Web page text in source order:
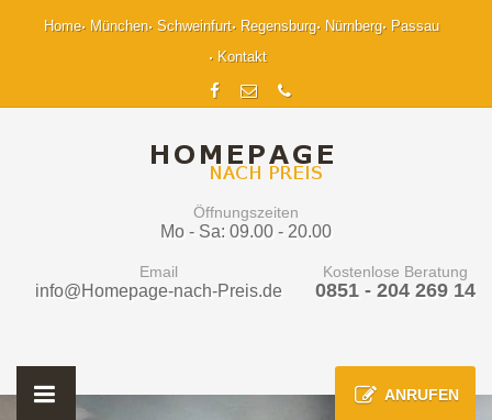
Home München Schweinfurt Regensburg Nürnberg
Passau
Kontakt
Öffnungszeiten
Mo - Sa: 09.00 - 20.00
Email
info@Homepage-nach-Preis.de
Kostenlose Beratung
0851 - 204 269 14
ANRUFEN